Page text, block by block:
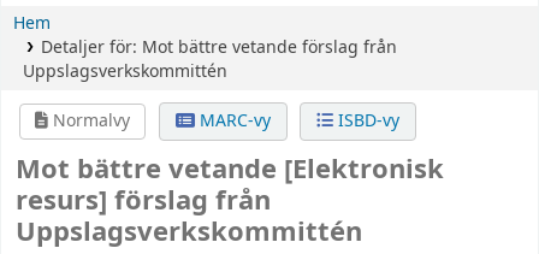
Hem
Detaljer för: Mot bättre vetandeförslag från
Uppslagsverkskommittén
Normalvy
MARC-vy ISBD-vy
Mot bättre vetande [Elektronisk
resurs] förslag från
Uppslagsverkskommittén